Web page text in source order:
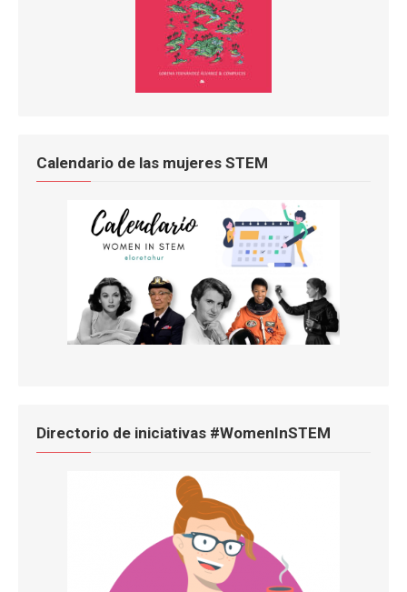
Calendario de las mujeres STEM
Directorio de iniciativas #WomenInSTEM